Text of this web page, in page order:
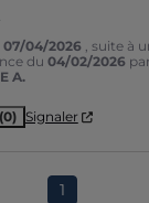
07/04/2026 , suite à
du 04/02/2026
A.
(0) Signaler
1